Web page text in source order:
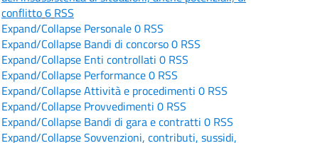
conflitto6 RSS
Expand/Collapse Personale0 RSS
Expand/Collapse Bandi di concorso0 RSS
Expand/Collapse Enti controllati 0 RSS
Expand/Collapse Performance0 RSS
Expand/CollapseAttività e procedimenti 0 RSS
Expand/Collapse Provvedimenti 0 RSS
Expand/Collapse Bandi di gara e contratti 0 RSS
Expand/CollapseSovvenzioni, contributi, sussidi,